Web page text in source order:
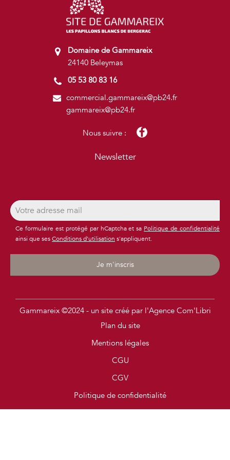
Domaine de Gammareix
24140 Beleymas
05 53 80 83 16
commercial.gammareix@pb24.fr
gammareix@pb24.fr
Nous suivre :
Newsletter
Ce formulaire est protégé par hCaptcha et sa Politique de confidentialité
ainsi que sesConditions d'utilisation s'appliquent.
Je m'inscris
Gammareix ©2024 - un site créé par l'Agence Com'Libri
Plan du site
Mentions légales
CGU
CGV
Politique de confidentialité